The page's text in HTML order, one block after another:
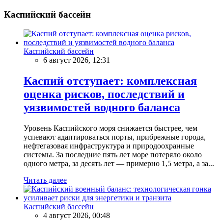
Каспийский бассейн
Каспийский бассейн
6 август 2026, 12:31
Каспий отступает: комплексная
оценка рисков, последствий и
уязвимостей водного баланса
Уровень Каспийского моря снижается быстрее, чем
успевают адаптироваться порты, прибрежные города,
нефтегазовая инфраструктура и природоохранные
системы. За последние пять лет море потеряло около
одного метра, за десять лет — примерно 1,5 метра, а за...
Читать далее
Каспийский бассейн
4 август 2026, 00:48